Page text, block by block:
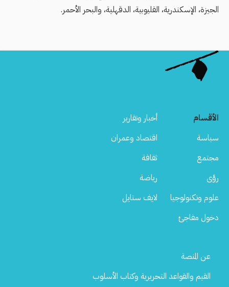
الجيزة، الإسكندرية، القليوبية، الدقهلية، والبحر الأحمر.
الأقسام
أخبار وتقارير
سياسة
اقتصاد وعمران
مجتمع
ثقافة
رؤى
رياضة
علوم وتكنولوجيا
لايف ستايل
دخول مفاجئ
Footer
عن المنصة
القيم والقواعد التحريرية وكتاب الأسلوب